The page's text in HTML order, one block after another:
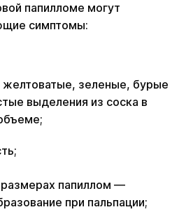
папилломе могут
симптомы:
желтоватые, зеленые, бурые
выделения из соска в
папиллом —
при пальпации;